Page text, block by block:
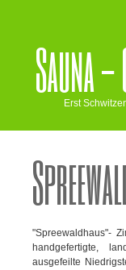
Sauna
Erst
"Spreewaldhaus"-
handgefertigte,
ausgefeilte